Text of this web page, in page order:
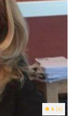
4 (4)